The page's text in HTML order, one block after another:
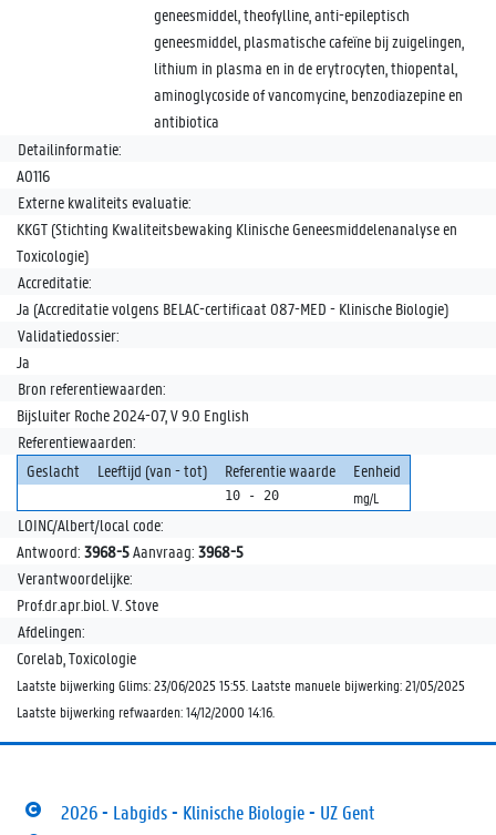
geneesmiddel, theofylline, anti-epileptisch
geneesmiddel, plasmatische cafeïne bij zuigelingen,
lithium in plasma en in de erytrocyten, thiopental,
aminoglycoside of vancomycine, benzodiazepine en
antibiotica
Detailinformatie:
A0116
Externe kwaliteits evaluatie:
KKGT (Stichting Kwaliteitsbewaking Klinische Geneesmiddelenanalyse en
Toxicologie)
Accreditatie:
Ja (Accreditatie volgens BELAC-certificaat 087-MED - Klinische Biologie)
Validatiedossier:
Ja
Bron referentiewaarden:
Bijsluiter Roche 2024-07, V 9.0 English
Referentiewaarden:
Geslacht
Leeftijd (van - tot) Referentie waarde Eenheid
10 - 20 mg/L
LOINC/Albert/local code:
Antwoord: 3968-5Aanvraag: 3968-5
Verantwoordelijke:
Prof.dr.apr.biol. V. Stove
Afdelingen:
Corelab, Toxicologie
Laatste bijwerking Glims: 23/06/2025 15:55. Laatste manuele bijwerking: 21/05/2025
Laatste bijwerking refwaarden: 14/12/2000 14:16.
2026 - Labgids - Klinische Biologie - UZ Gent